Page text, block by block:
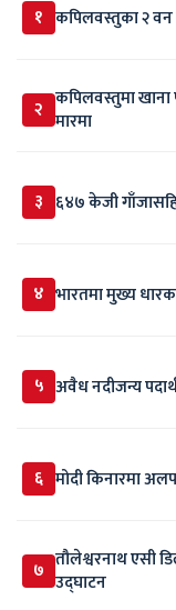
१ कपिलवस्तुका २ वन
२ कपिलवस्तुमा खाना
मारमा
३ ६४७ केजी
४ भारतमा मुख्य
५ अवैध नदीजन्य
६ मोदी किनारमा
७ तौलेश्वरनाथ एसी
उद्घाटन